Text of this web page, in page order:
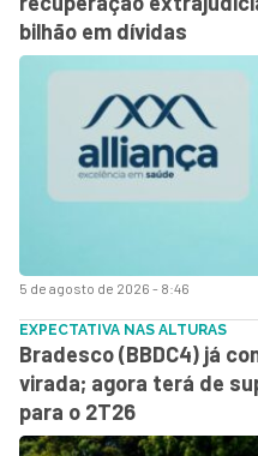
5 de agosto de 2026 - 8:46
bilhão em dívidas
EXPECTATIVA NAS ALTURAS
Bradesco (BBDC4) já
virada; agora terá de
para o 2T26